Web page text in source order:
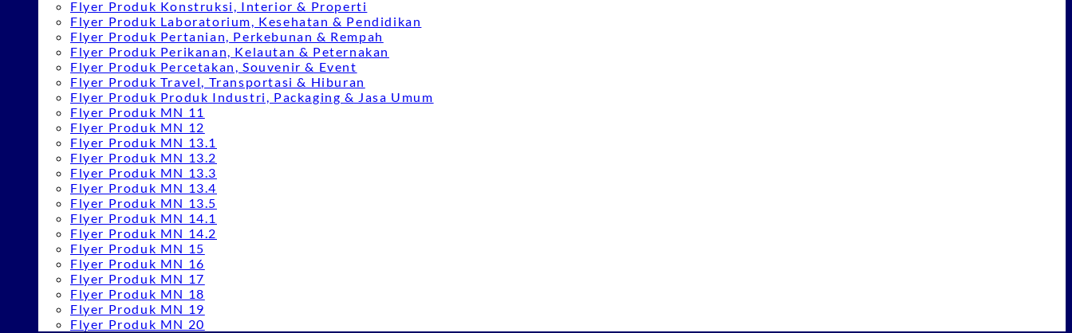
Flyer Produk Konstruksi, Interior & Properti
Flyer Produk Laboratorium, Kesehatan & Pendidikan
Flyer Produk Pertanian, Perkebunan & Rempah
Flyer Produk Perikanan, Kelautan & Peternakan
Flyer Produk Percetakan, Souvenir & Event
Flyer Produk Travel, Transportasi & Hiburan
Flyer Produk Produk Industri, Packaging & Jasa Umum
Flyer Produk MN 11
Flyer Produk MN 12
Flyer Produk MN 13.1
Flyer Produk MN 13.2
Flyer Produk MN 13.3
Flyer Produk MN 13.4
Flyer Produk MN 13.5
Flyer Produk MN 14.1
Flyer Produk MN 14.2
Flyer Produk MN 15
Flyer Produk MN 16
Flyer Produk MN 17
Flyer Produk MN 18
Flyer Produk MN 19
Flyer Produk MN 20